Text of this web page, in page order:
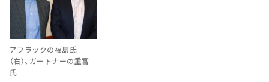
アフラックの福島氏
（右）、ガートナーの重富
氏